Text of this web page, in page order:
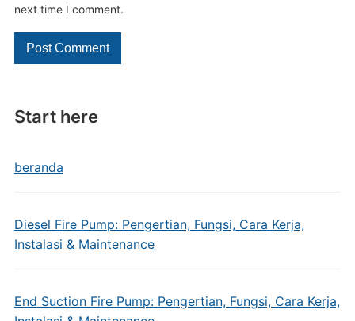
Start here
beranda
Diesel Fire Pump: Pengertian, Fungsi, Cara Kerja,
Instalasi & Maintenance
End Suction Fire Pump: Pengertian, Fungsi, Cara Kerja,
next time I comment.